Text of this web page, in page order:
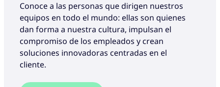
Conoce a las personas que dirigen nuestros
equipos en todo el mundo: ellas son quienes
dan forma a nuestra cultura, impulsan el
compromiso de los empleados y crean
soluciones innovadoras centradas en el
cliente.